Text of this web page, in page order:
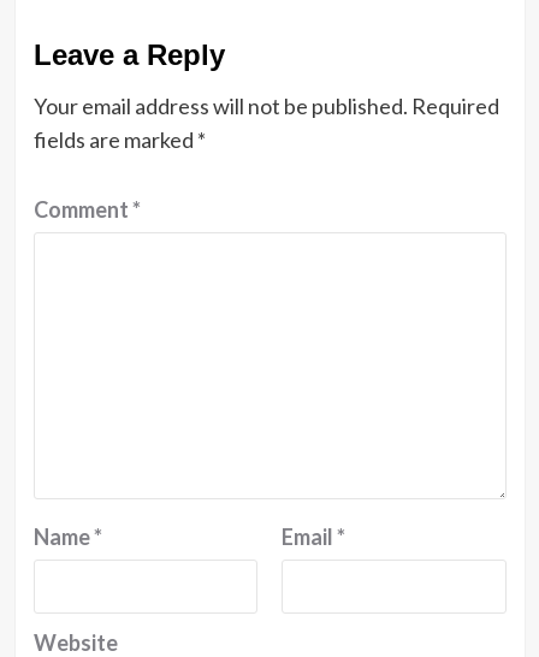
Leave a Reply
Your email address will not be published. Required
fields are marked *
Comment*
Name* Email*
Website